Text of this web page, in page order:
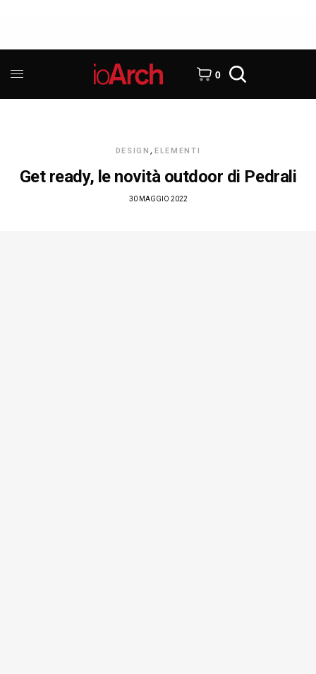
0
DESIGN , ELEMENTI
Get ready, le novità outdoor di Pedrali
30 MAGGIO 2022